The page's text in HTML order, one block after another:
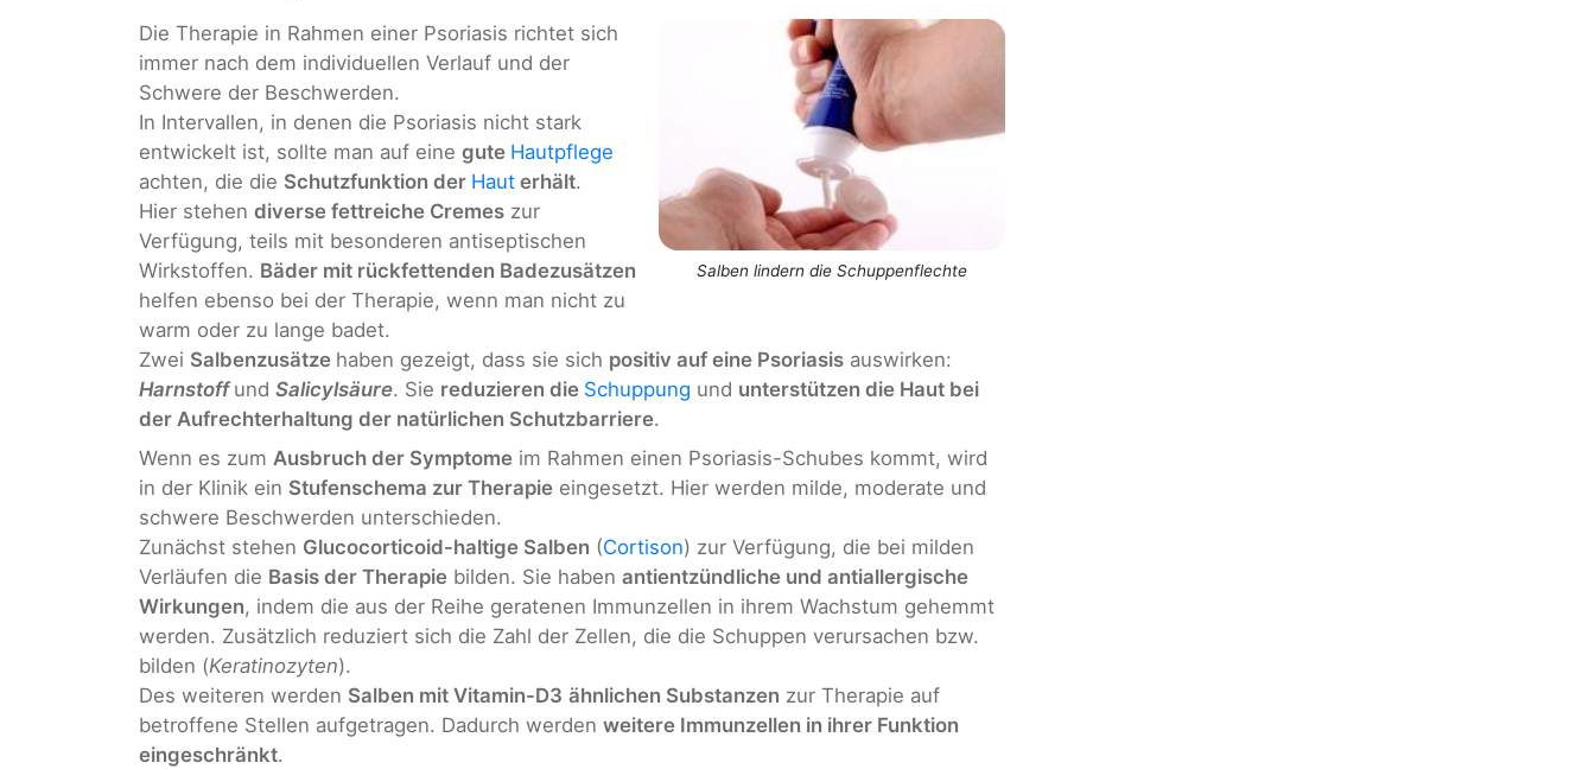
Salben lindern die Schuppenflechte
Die Therapie in Rahmen einer Psoriasis richtet sich
immer nach dem individuellen Verlauf und der
Schwere der Beschwerden.
In Intervallen, in denen die Psoriasis nicht stark
entwickelt ist, sollte man auf eine gute Hautpflege
achten, die die Schutzfunktion der Haut erhält.
Hier stehen diverse fettreiche Cremes zur
Verfügung, teils mit besonderen antiseptischen
Wirkstoffen. Bäder mit rückfettenden Badezusätzen
helfen ebenso bei der Therapie, wenn man nicht zu
warm oder zu lange badet.
Zwei Salbenzusätze haben gezeigt, dass sie sich positiv auf eine Psoriasis auswirken:
Harnstoffund Salicylsäure. Sie reduzieren die Schuppung und unterstützen die Haut bei
der Aufrechterhaltung der natürlichen Schutzbarriere.
Wenn es zum Ausbruch der Symptome im Rahmen einen Psoriasis-Schubes kommt, wird
in der Klinik ein Stufenschema zur Therapie eingesetzt. Hier werden milde, moderate und
schwere Beschwerden unterschieden.
Zunächst stehen Glucocorticoid-haltige Salben (Cortison) zur Verfügung, die bei milden
Verläufen die Basis der Therapie bilden. Sie haben antientzündliche und antiallergische
Wirkungen, indem die aus der Reihe geratenen Immunzellen in ihrem Wachstum gehemmt
werden. Zusätzlich reduziert sich die Zahl der Zellen, die die Schuppen verursachen bzw.
bilden (Keratinozyten).
Des weiteren werden Salben mit Vitamin-D3 ähnlichen Substanzen zur Therapie auf
betroffene Stellen aufgetragen. Dadurch werden weitere Immunzellen in ihrer Funktion
eingeschränkt.